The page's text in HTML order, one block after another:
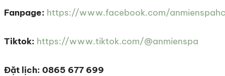
Fanpage: https://www.facebook.com/
Tiktok: https://www.tiktok.com/@anmienspa
Đặt lịch: 0865 677 699